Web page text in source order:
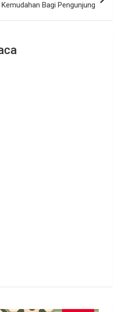
Kemudahan Bagi Pengunjung